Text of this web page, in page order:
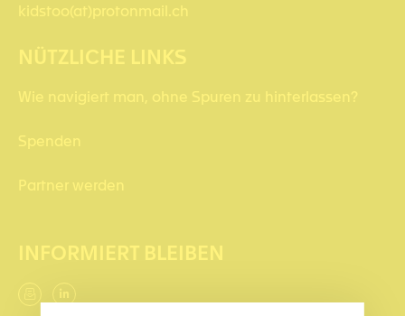
kidstoo(at)protonmail.ch
NÜTZLICHE LINKS
Wie navigiert man, ohne Spuren zu hinterlassen?
Spenden
Partner werden
INFORMIERT BLEIBEN